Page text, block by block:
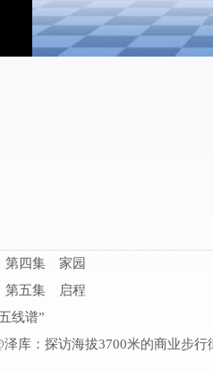
第四集 家园
第五集 启程
线谱”
泽库：探访海拔3700米的商业步行